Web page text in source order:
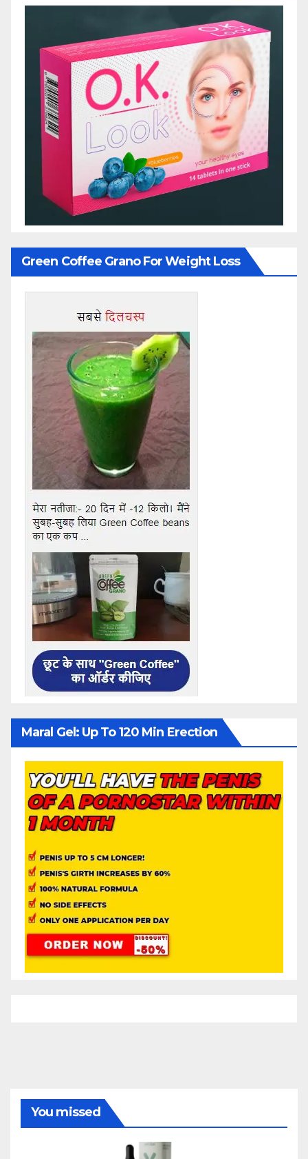
Green Coffee Grano For Weight Loss
Maral Gel: Up To 120 Min Erection
You missed